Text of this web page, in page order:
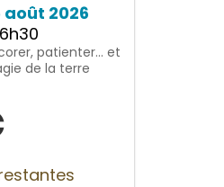
2026
patienter… et
de la terre